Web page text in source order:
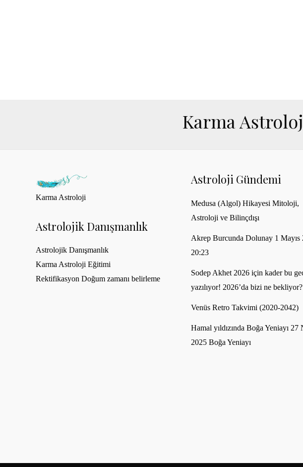
Karma
Karma Astroloji
Astrolojik Danışmanlık
Astrolojik Danışmanlık
Karma Astroloji Eğitimi
Rektifikasyon Doğum zamanı belirleme
Astroloji Gündemi
Medusa (Algol) Hikayesi Mitoloji,
Astroloji ve Bilinçdışı
Akrep Burcunda Dolunay 1 Mayıs
20:23
Sodep Akhet 2026 için kader bu
yazılıyor! 2026’da bizi ne bekliyor?
Venüs Retro Takvimi (2020-2042)
Hamal yıldızında Boğa Yeniayı 27
2025 Boğa Yeniayı